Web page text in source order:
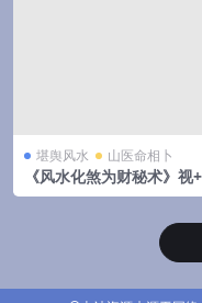
堪舆风水 山医命相卜
《风水化煞为财秘术》视
中药催财催贵化煞。两集